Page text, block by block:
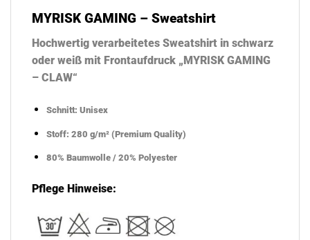
MYRISK GAMING – Sweatshirt
Hochwertig verarbeitetes Sweatshirt in schwarz
oder weiß mit Frontaufdruck „MYRISK GAMING
– CLAW“
Schnitt: Unisex
Stoff: 280 g/m² (Premium Quality)
80% Baumwolle / 20% Polyester
Pflege Hinweise: